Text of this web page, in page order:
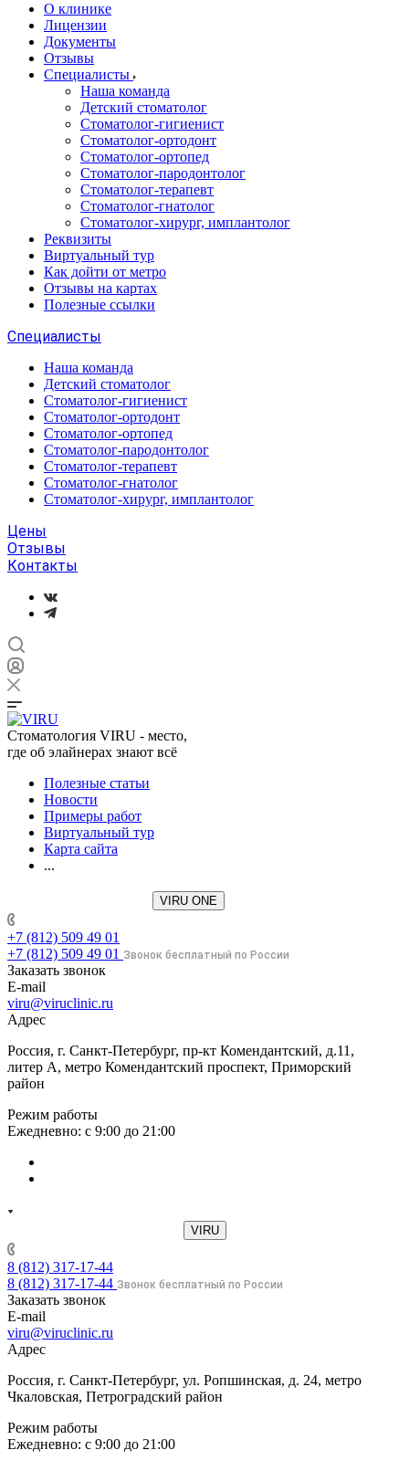
О клинике
Лицензии
Документы
Отзывы
Специалисты
Наша команда
Детский стоматолог
Стоматолог-гигиенист
Стоматолог-ортодонт
Стоматолог-ортопед
Стоматолог-пародонтолог
Стоматолог-терапевт
Стоматолог-гнатолог
Стоматолог-хирург, имплантолог
Реквизиты
Виртуальный тур
Как дойти от метро
Отзывы на картах
Полезные ссылки
Специалисты
Наша команда
Детский стоматолог
Стоматолог-гигиенист
Стоматолог-ортодонт
Стоматолог-ортопед
Стоматолог-пародонтолог
Стоматолог-терапевт
Стоматолог-гнатолог
Стоматолог-хирург, имплантолог
Цены
Отзывы
Контакты
Стоматология VIRU - место,
где об элайнерах знают всё
Полезные статьи
Новости
Примеры работ
Виртуальный тур
Карта сайта
...
VIRU ONE
+7 (812) 509 49 01
+7 (812) 509 49 01 Звонок бесплатный по России
Заказать звонок
E-mail
viru@viruclinic.ru
Адрес
Россия, г. Санкт-Петербург, пр-кт Комендантский, д.11,
литер А, метро Комендантский проспект, Приморский
район
Режим работы
Ежедневно: с 9:00 до 21:00
VIRU
8 (812) 317-17-44
8 (812) 317-17-44 Звонок бесплатный по России
Заказать звонок
E-mail
viru@viruclinic.ru
Адрес
Россия, г. Санкт-Петербург, ул. Ропшинская, д. 24, метро
Чкаловская, Петроградский район
Режим работы
Ежедневно: с 9:00 до 21:00